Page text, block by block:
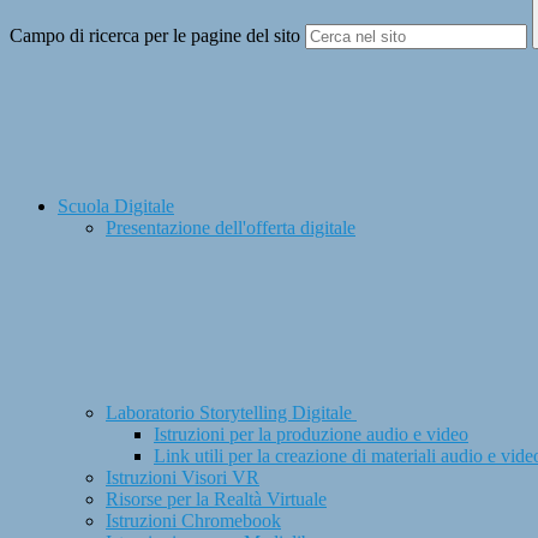
Campo di ricerca per le pagine del sito
Scuola Digitale
Presentazione dell'offerta digitale
Laboratorio Storytelling Digitale
Istruzioni per la produzione audio e video
Link utili per la creazione di materiali audio e
Istruzioni Visori VR
Risorse per la Realtà Virtuale
Istruzioni Chromebook